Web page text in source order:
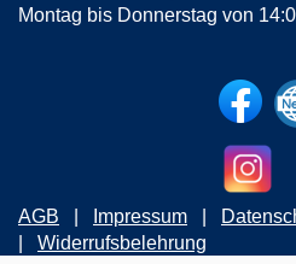
Montag bis Donnerstag von
AGB Impressum
Widerrufsbelehrung